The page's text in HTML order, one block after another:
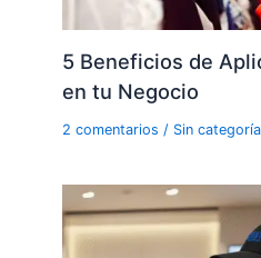
5 Beneficios de
en tu Negocio
2 comentarios / Sin categoría